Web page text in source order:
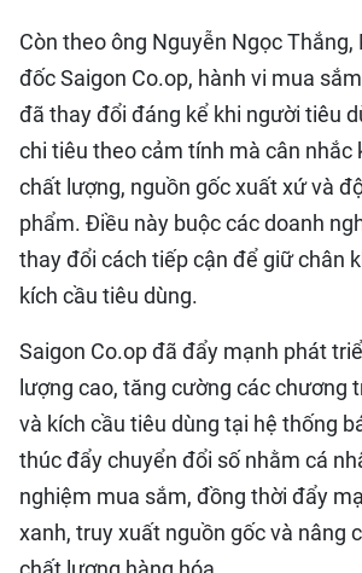
Còn theo ông Nguyễn Ngọc Thắng,
đốc Saigon Co.op, hành vi mua
đã thay đổi đáng kể khi người tiêu
chi tiêu theo cảm tính mà cân nhắc
chất lượng, nguồn gốc xuất xứ và
phẩm. Điều này buộc các doanh
thay đổi cách tiếp cận để giữ chân
kích cầu tiêu dùng.
Saigon Co.op đã đẩy mạnh phát
lượng cao, tăng cường các chương
và kích cầu tiêu dùng tại hệ thống
thúc đẩy chuyển đổi số nhằm cá
nghiệm mua sắm, đồng thời đẩy
xanh, truy xuất nguồn gốc và nâng